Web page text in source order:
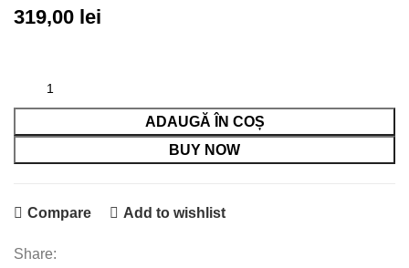
319,00 lei
ADAUGĂ ÎN COȘ
BUY NOW
Compare Add to wishlist
Share: